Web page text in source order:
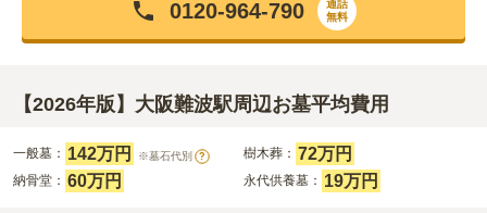
0120-964-790
通話
無料
【2026年版】大阪難波駅周辺お墓平均費用
一般墓： 142万円 ※墓石代別 ? 樹木葬： 72万円
納骨堂： 60万円 永代供養墓： 19万円